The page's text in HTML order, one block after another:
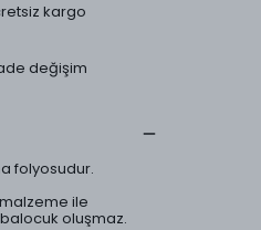
kargo
değişim
folyosudur.
ile
balocuk oluşmaz.